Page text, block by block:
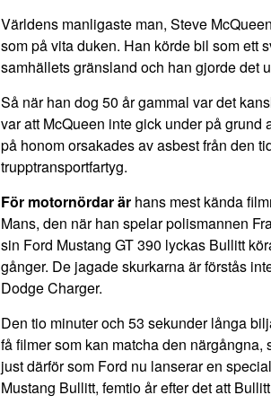
Världens manligaste man, Steve
som på vita duken. Han körde bil som ett
samhällets gränsland och han gjorde det
Så när han dog 50 år gammal var det
var att McQueen inte gick under på grund
på honom orsakades av asbest från den
trupptransportfartyg.
För motornördar ärhans mest kända
Mans, den när han spelar polismannen
sin Ford Mustang GT 390 lyckas Bullitt
gånger. De jagade skurkarna är förstås
Dodge Charger.
Den tio minuter och 53 sekunder långa
få filmer som kan matcha den
just därför som Ford nu lanserar en
Mustang Bullitt, femtio år efter det att